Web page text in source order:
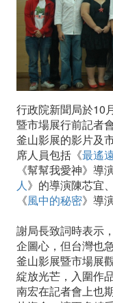
影
展
暨
市
場
展
行
前
記
行政院新聞局於10
暨市場展行前記者
釜山影展的影片及
席人員包括《最遙
《幫幫我愛神》導
人》的導演陳芯宜
《風中的秘密》導
謝局長致詞時表示
企圖心，但台灣也
釜山影展暨市場展
綻放光芒，入圍作
南宏在記者會上也